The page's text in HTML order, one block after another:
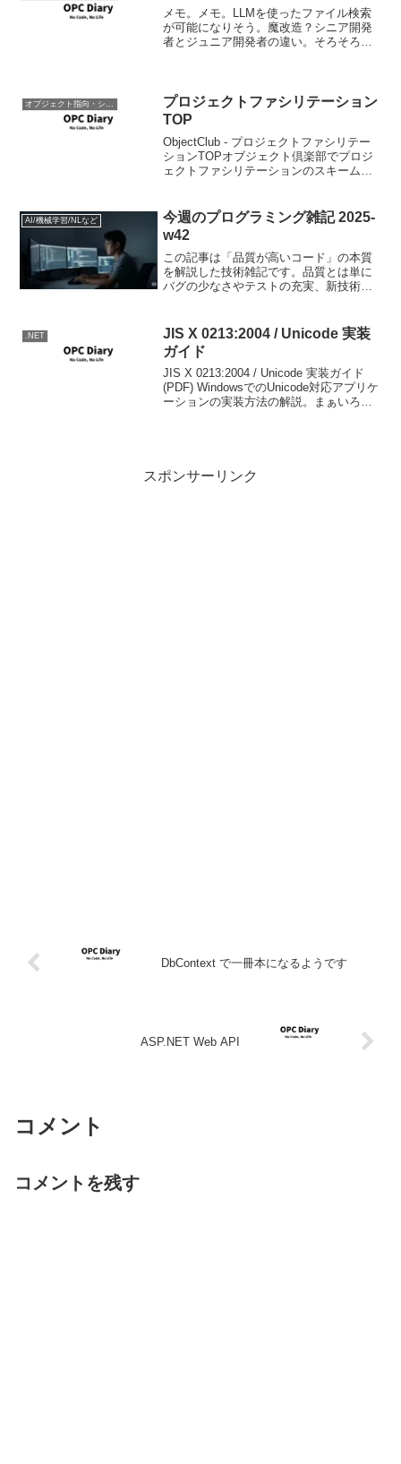
メモ。メモ。LLMを使ったファイル検索
が可能になりそう。魔改造？シニア開発
者とジュニア開発者の違い。そろそろ正
研究者がLLMの...
オブジェクト指向・システム開発
プロジェクトファシリテーション
TOP
ObjectClub - プロジェクトファシリテー
ションTOPオブジェクト倶楽部でプロジ
ェクトファシリテーションのスキームと
興味を持たれた方は、記事の内容につい
てより深...
AI/機械学習/NLなど
今週のプログラミング雑記 2025-
w42
この記事は「品質が高いコード」の本質
を解説した技術雑記です。品質とは単に
バグの少なさやテストの充実、新技術の
れています。ISO規格でも品質は要求事
項の達成度で評価され、...
.NET
JIS X 0213:2004 / Unicode 実装
ガイド
JIS X 0213:2004 / Unicode 実装ガイド
(PDF) WindowsでのUnicode対応アプリケ
ーションの実装方法の解説。まぁいろい
スポンサーリンク
DbContext で一冊本になるようです
ASP.NET Web API
コメント
コメントを残す